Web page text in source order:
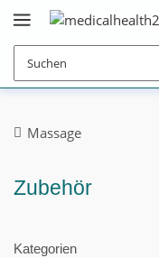
Massage
Zubehör
Kategorien